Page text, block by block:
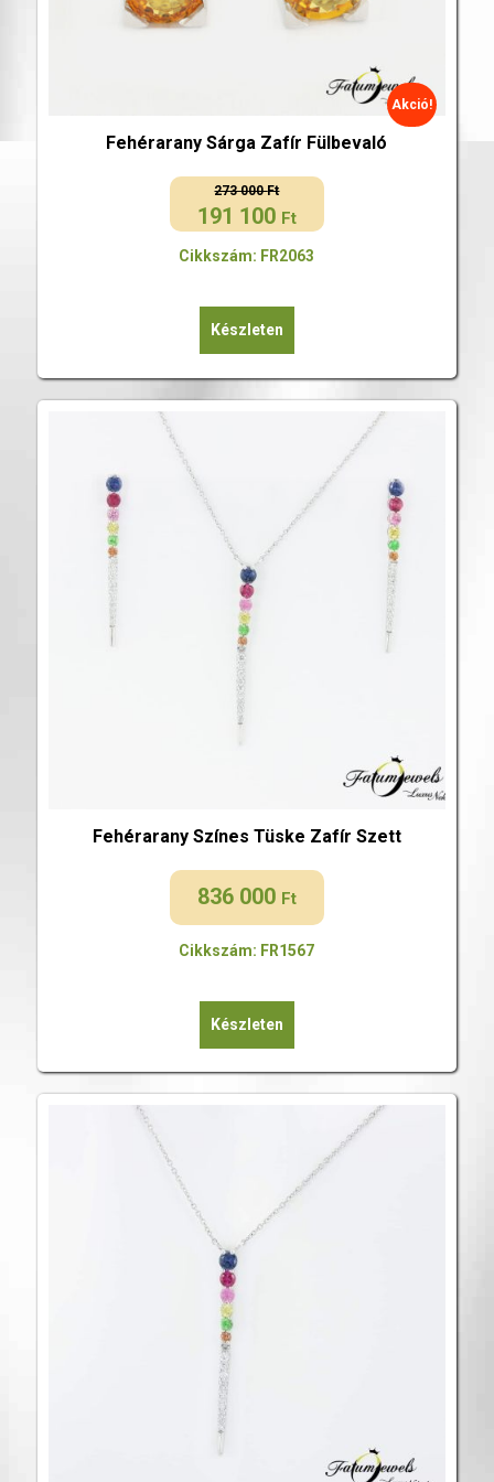
Fehérarany Sárga Zafír Fülbevaló
273 000Ft
Original
was:
000 Ft.
191 100 Ft
Current
is:
100 Ft.
Akció!
Cikkszám: FR2063
Készleten
Fehérarany Színes Tüske Zafír Szett
836 000 Ft
Cikkszám: FR1567
Készleten